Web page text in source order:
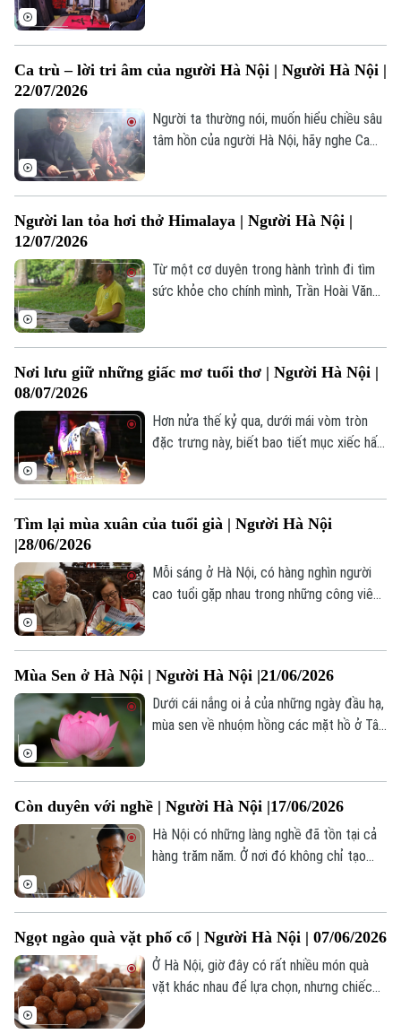
Chuyên mục
Thời sự
Hà Nội
Chính trị
Xã hội
An ninh trật tự
Công nghệ
Hà Nội
Nhịp sống Hà Nội
Người Hà Nội
Khoảnh khắc Hà Nội
Ẩm thực
Tin tức
Quân sự
Hồ sơ
Kinh tế
Tin tức
Cafe sáng
Tài chính Ngân hàng
Doanh nghiệp
Nhà đất
Tin tức
Đầu tư
Căn hộ
Đất đai
Kinh nghiệm
Ô tô
Xe máy
Đánh giá
Giáo dục
Tin tức
Tuyển sinh
Hướng nghiệp
Văn hóa
Làng nghề
Di tích
Sức khỏe
Y tế
Dinh dưỡng
Tư vấn sức khỏe
Thể thao
Bóng đá
Quần vợt
Golf
Giải trí
Sao
Điện ảnh
Thời trang
Âm nhạc
Đã phát sóng
đi lễ, xin chữ, du xuân, chụp ảnh, sum vầy.
chiếu nhịp sống của một đô thị đang đổi
thay.
Ca trù – lời tri âm của người Hà Nội | Người Hà Nội |
22/07/2026
Người ta thường nói, muốn hiểu chiều sâu
tâm hồn của người Hà Nội, hãy nghe Ca
chọn đồng hành, chọn vui buồn và chung
Người lan tỏa hơi thở Himalaya | Người Hà Nội |
12/07/2026
Từ một cơ duyên trong hành trình đi tìm
sức khỏe cho chính mình, Trần Hoài Văn
Nơi lưu giữ những giấc mơ tuổi thơ | Người Hà Nội |
08/07/2026
Hơn nửa thế kỷ qua, dưới mái vòm tròn
đặc trưng này, biết bao tiết mục xiếc hấp
kết thúc.
Tìm lại mùa xuân của tuổi già | Người Hà Nội
|28/06/2026
Mỗi sáng ở Hà Nội, có hàng nghìn người
cao tuổi gặp nhau trong những công viên,
phúc. Đằng sau những tiếng cười và niềm
hạnh phúc ấy là những con người đã dành
nhiều năm âm thầm lan tỏa tinh thần lạc
Mùa Sen ở Hà Nội | Người Hà Nội |21/06/2026
Dưới cái nắng oi ả của những ngày đầu hạ,
mùa sen về nhuộm hồng các mặt hồ ở Tây
Còn duyên với nghề | Người Hà Nội |17/06/2026
Hà Nội có những làng nghề đã tồn tại cả
hàng trăm năm. Ở nơi đó không chỉ tạo
Ngọt ngào quà vặt phố cổ | Người Hà Nội | 07/06/2026
Ở Hà Nội, giờ đây có rất nhiều món quà
vặt khác nhau để lựa chọn, nhưng chiếc